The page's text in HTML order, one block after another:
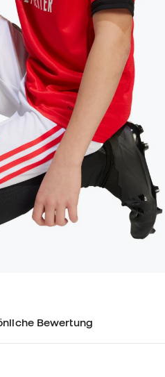
Bewertung